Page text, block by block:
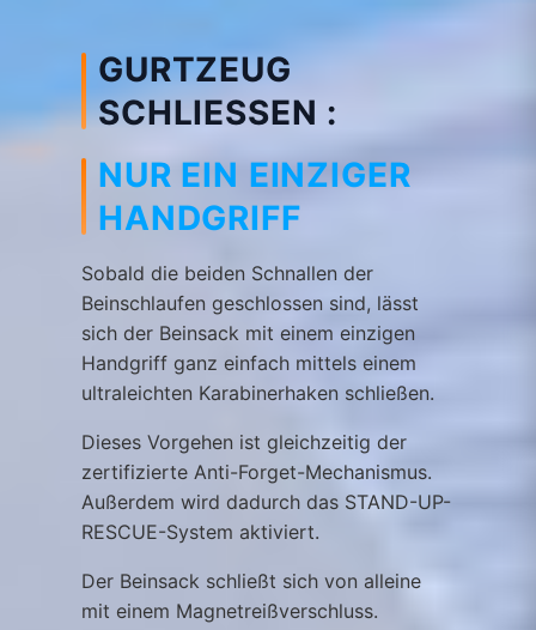
GURTZEUG
SCHLIESSEN :
NUR EIN EINZIGER
HANDGRIFF ​
Sobald die beiden Schnallen der
Beinschlaufen geschlossen sind, lässt
sich der Beinsack mit einem einzigen
Handgriff ganz einfach mittels einem
ultraleichten Karabinerhaken schließen.
Dieses Vorgehen ist gleichzeitig der
zertifizierte Anti-Forget-Mechanismus.
Außerdem wird dadurch das STAND-UP-
RESCUE-System aktiviert.
Der Beinsack schließt sich von alleine
mit einem Magnetreißverschluss.